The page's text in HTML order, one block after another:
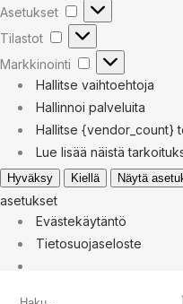
Asetukset
Tilastot
Markkinointi
Hallitse vaihtoehtoja
Hallinnoi palveluita
Hallitse {vendor_count}
Lue lisää näistä
Hyväksy Kiellä Näytä
asetukset
Evästekäytäntö
Tietosuojaseloste